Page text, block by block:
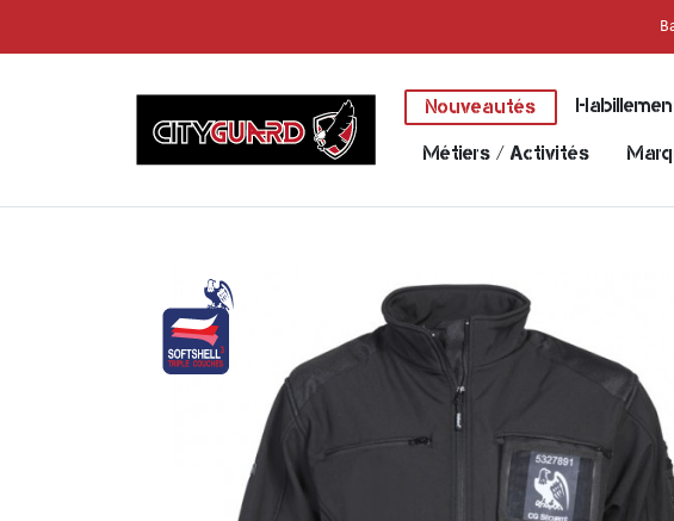
Nouveautés
Métiers / Activités